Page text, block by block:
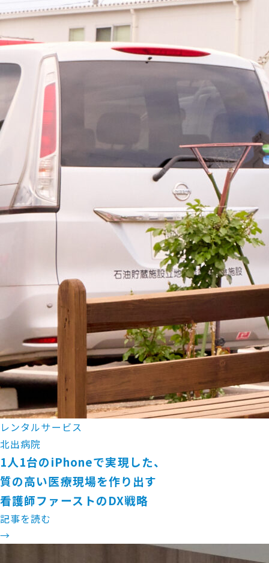
レンタルサービス
北出病院
1人1台のiPhoneで実現した、
質の高い医療現場を作り出す
看護師ファーストのDX戦略
記事を読む
→